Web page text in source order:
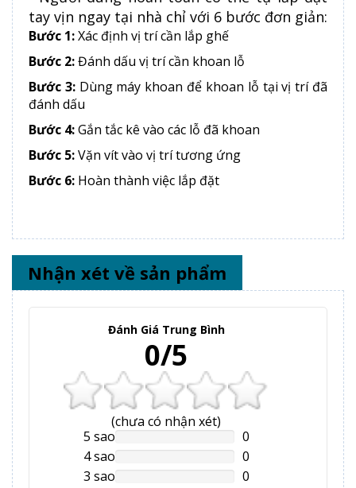
tay vịn ngay tại nhà chỉ với 6 bước đơn giản:
Bước 1:Xác định vị trí cần lắp ghế
Bước 2:Đánh dấu vị trí cần khoan lỗ
Bước 3:Dùng máy khoan để khoan lỗ tại vị trí đã
đánh dấu
Bước 4:Gắn tắc kê vào các lỗ đã khoan
Bước 5:Vặn vít vào vị trí tương ứng
Bước 6: Hoàn thành việc lắp đặt
Nhận xét về sản phẩm
Đánh Giá Trung Bình
0/5
(chưa có nhận xét)
5 saoNAN%
Complete
0
4 saoNAN%
Complete
0
3 saoNAN%
0